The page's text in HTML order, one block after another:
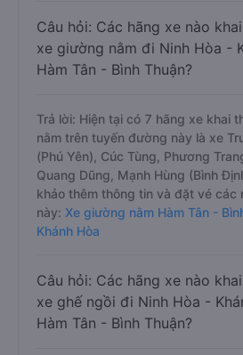
Câu hỏi: Các hãng xe nào
xe giường nằm đi Ninh Hòa -
Hàm Tân - Bình Thuận?
Trả lời: Hiện tại có 7 hãng xe khai
nằm trên tuyến đường này là xe
(Phú Yên), Cúc Tùng, Phương
Quang Dũng, Mạnh Hùng (Bình
khảo thêm thông tin và đặt vé các
này: Xe giường nằm Hàm Tân -
Khánh Hòa
Câu hỏi: Các hãng xe nào
xe ghế ngồi đi Ninh Hòa -
Hàm Tân - Bình Thuận?